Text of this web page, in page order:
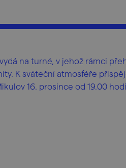
na turné, v jehož rámci
K sváteční atmosféře
16. prosince od 19.00